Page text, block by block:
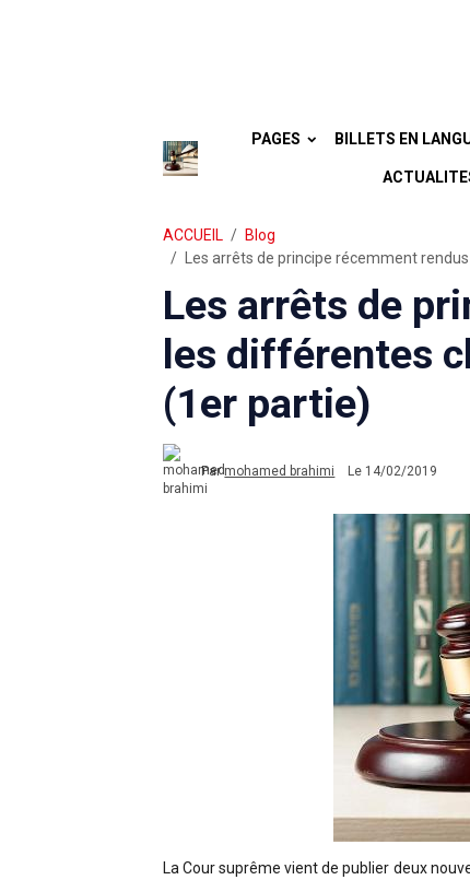
PAGES
ACCUEIL
Blog
Les arrêts de principe récemment
Les arrêts de
les différentes
(1er partie)
Parmohamed brahimi Le 14/02/2019
La Cour suprême vient de publier deux